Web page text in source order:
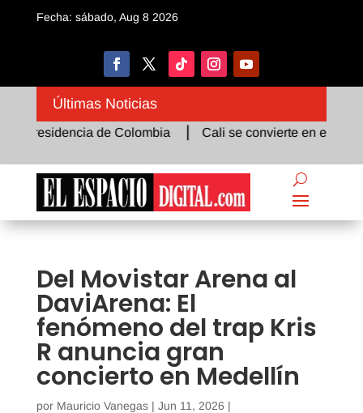
Fecha: sábado, Aug 8 2026
Últimas Noticias
de Colombia Cali se convierte en el epicentro
Del Movistar Arena al
DaviArena: El
fenómeno del trap Kris
R anuncia gran
concierto en Medellín
por Mauricio Vanegas| Jun 11, 2026 |